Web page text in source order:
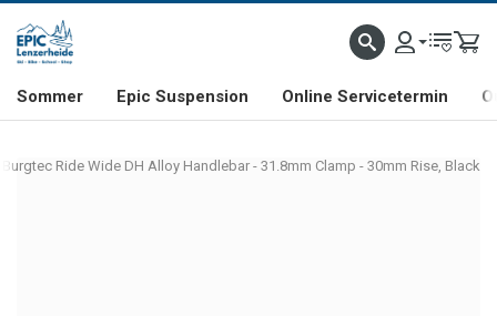
& FREERIDE-SPEZIALIST SCHWEIZER FIRMA SHOP & SHOWROOM IN
Sommer Epic Suspension Online Servicetermin
Burgtec Ride Wide DH Alloy Handlebar - 31.8mm Clamp - 30mm Rise, Black